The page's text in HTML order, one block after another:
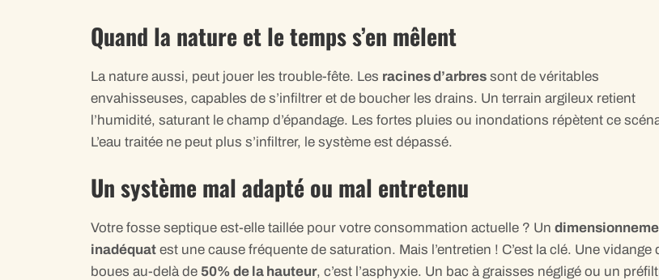
Quand la nature et le temps s’en mêlent
La nature aussi, peut jouer les trouble-fête. Les racines d’arbres sont de véritables
envahisseuses, capables de s’infiltrer et de boucher les drains. Un terrain argileux retient
l’humidité, saturant le champ d’épandage. Les fortes pluies ou inondations répètent ce
L’eau traitée ne peut plus s’infiltrer, le système est dépassé.
Un système mal adapté ou mal entretenu
Votre fosse septique est-elle taillée pour votre consommation actuelle ? Un
inadéquat est une cause fréquente de saturation. Mais l’entretien ! C’est la clé. Une vidange
boues au-delà de 50% de la hauteur, c’est l’asphyxie. Un bac à graisses négligé ou un